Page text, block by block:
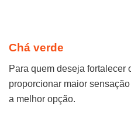
Chá verde
Para quem deseja fortalecer
proporcionar maior
a melhor opção.